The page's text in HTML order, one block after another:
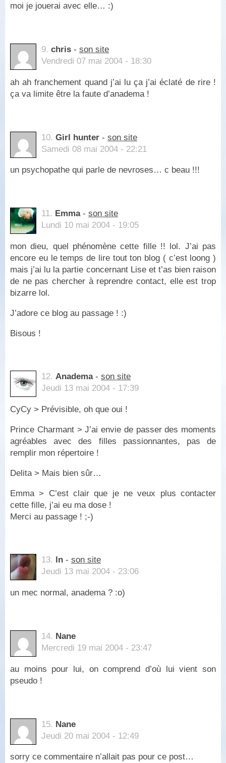
moi je jouerai avec elle… :)
9. chris - son site
Vendredi 07 mai 2004 - 18:30
ah ah franchement quand j’ai lu ça j’ai éclaté de rire !
ça va limite être la faute d’anadema !
10. Girl hunter - son site
Samedi 08 mai 2004 - 22:21
un psychopathe qui parle de nevroses… c beau !!!
11. Emma- son site
Lundi 10 mai 2004 - 19:05
mon dieu, quel phénomène cette fille !! lol. J’ai pas
encore eu le temps de lire tout ton blog ( c’est loong )
mais j’ai lu la partie concernant Lise et t’as bien raison
de ne pas chercher à reprendre contact, elle est trop
bizarre lol.
J’adore ce blog au passage ! :)
Bisous !
12. Anadema- son site
Jeudi 13 mai 2004 - 17:39
CyCy > Prévisible, oh que oui !
Prince Charmant > J’ai envie de passer des moments
agréables avec des filles passionnantes, pas de
remplir mon répertoire !
Delita > Mais bien sûr…
Emma > C’est clair que je ne veux plus contacter
cette fille, j’ai eu ma dose !
Merci au passage ! ;-)
13. ln - son site
Jeudi 13 mai 2004 - 23:06
un mec normal, anadema ? :o)
14. Nane
Mercredi 19 mai 2004 - 23:47
au moins pour lui, on comprend d’où lui vient son
pseudo !
15. Nane
Jeudi 20 mai 2004 - 12:49
sorry ce commentaire n’allait pas pour ce post…